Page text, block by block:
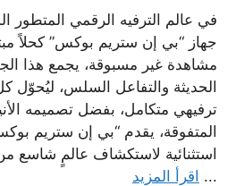
في عالم الترفيه الرقمي المتطور
جهاز “بي إن ستريم بوكس” كحلاً
مشاهدة غير مسبوقة، يجمع هذا
الحديثة والتفاعل السلس، ليُحوّل
ترفيهي متكامل، بفضل تصميمه
المتفوقة، يقدم “بي إن ستريم
استثنائية لاستكشاف عالمٍ شاسع
... اقرأ المزيد